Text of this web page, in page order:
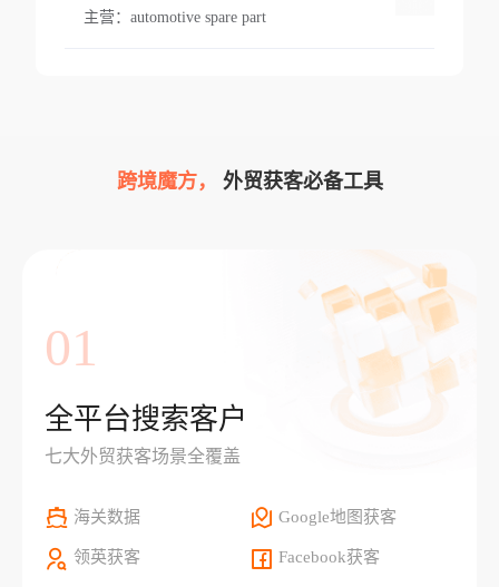
主营： automotive spare part
跨境魔方， 外贸获客必备工具
01
全平台搜索客户
七大外贸获客场景全覆盖
海关数据 Google地图获客
领英获客 Facebook获客